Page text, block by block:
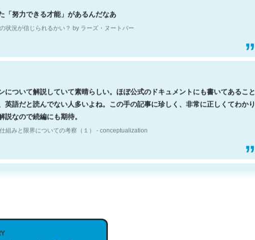
「努力できる才能」があるんだなあ
状況が信じられるかい？ by ラーズ・ヌートバー
について解説していて素晴らしい。ほぼ公式のドキュメントにも書いてあること
英語だと読んでない人多いよね。この手の記事に珍しく、非常に正しくてわかり
説なので続編にも期待。
組みと限界についての考察（１） - conceptualization